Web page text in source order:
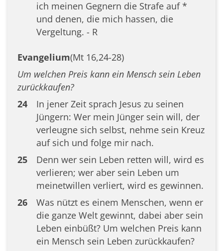
ich meinen Gegnern die Strafe auf *
und denen, die mich hassen, die
Vergeltung. - R
Evangelium(Mt 16,24-28)
Um welchen Preis kann ein Mensch sein Leben
zurückkaufen?
24
In jener Zeit sprach Jesus zu seinen
Jüngern: Wer mein Jünger sein will, der
verleugne sich selbst, nehme sein Kreuz
auf sich und folge mir nach.
25
Denn wer sein Leben retten will, wird es
verlieren; wer aber sein Leben um
meinetwillen verliert, wird es gewinnen.
26
Was nützt es einem Menschen, wenn er
die ganze Welt gewinnt, dabei aber sein
Leben einbüßt? Um welchen Preis kann
ein Mensch sein Leben zurückkaufen?